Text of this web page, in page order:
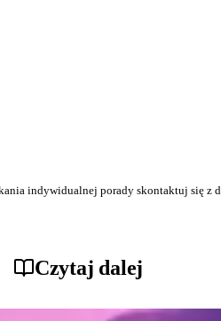
indywidualnej porady skontaktuj się z
Czytaj dalej